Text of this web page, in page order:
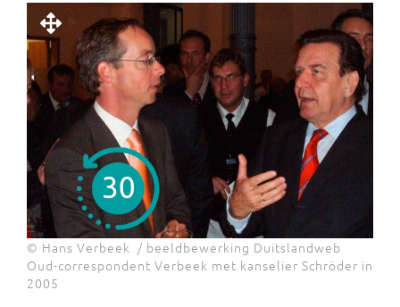
© Hans Verbeek / beeldbewerking Duitslandweb
Oud-correspondent Verbeek met kanselier Schröder in
2005